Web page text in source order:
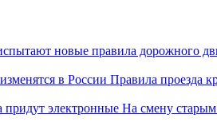
Правила проезда
На смену